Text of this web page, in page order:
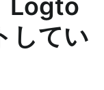
Logto
してい